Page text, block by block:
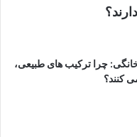
چرا ترکیب های طبیعی،
کنند؟